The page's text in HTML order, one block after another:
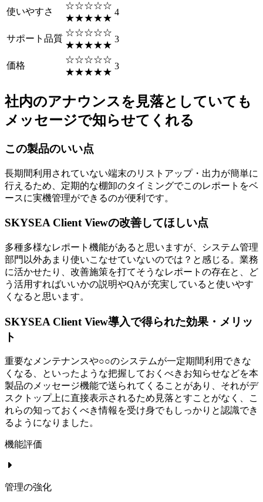
使いやすさ
☆☆☆☆☆
★★★★★
4
サポート品質
☆☆☆☆☆
★★★★★
3
価格
☆☆☆☆☆
★★★★★
3
社内のアナウンスを見落としていても
メッセージで知らせてくれる
この製品のいい点
長期間利用されていない端末のリストアップ・出力が簡単に
行えるため、定期的な棚卸のタイミングでこのレポートをベ
ースに実機管理ができるのが便利です。
SKYSEA Client Viewの改善してほしい点
多種多様なレポート機能があると思いますが、システム管理
部門以外あまり使いこなせていないのでは？と感じる。業務
に活かせたり、改善施策を打てそうなレポートの存在と、ど
う活用すればいいかの説明やQAが充実していると使いやす
くなると思います。
SKYSEA Client View導入で得られた効果・メリッ
ト
重要なメンテナンスや○○のシステムが一定期間利用できな
くなる、といったような把握しておくべきお知らせなどを本
製品のメッセージ機能で送られてくることがあり、それがデ
スクトップ上に直接表示されるため見落とすことがなく、こ
れらの知っておくべき情報を受け身でもしっかりと認識でき
るようになりました。
機能評価
管理の強化